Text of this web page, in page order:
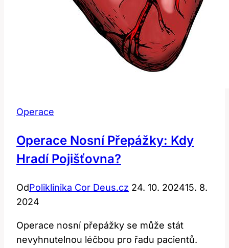
Operace
Operace Nosní Přepážky: Kdy
Hradí Pojišťovna?
OdPoliklinika Cor Deus.cz 24. 10. 202415. 8.
2024
Operace nosní přepážky se může stát
nevyhnutelnou léčbou pro řadu pacientů.